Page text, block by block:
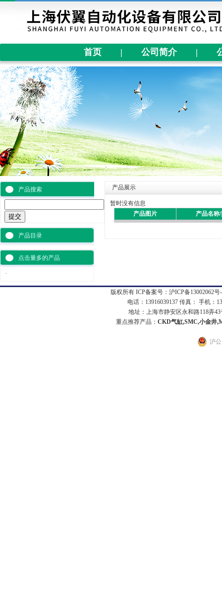
首页 | 公司简介 |
产品搜索
产品目录
点击量多的产品
·
产品展示
暂时没有信息
产品图片
产品名称
版权所有 ICP备案号： 沪ICP备13002062号
电话：13916039137 传真： 手机：
地址：上海市静安区永和路118弄43
重点推荐产品： CKD气缸,SMC,小金井
沪公